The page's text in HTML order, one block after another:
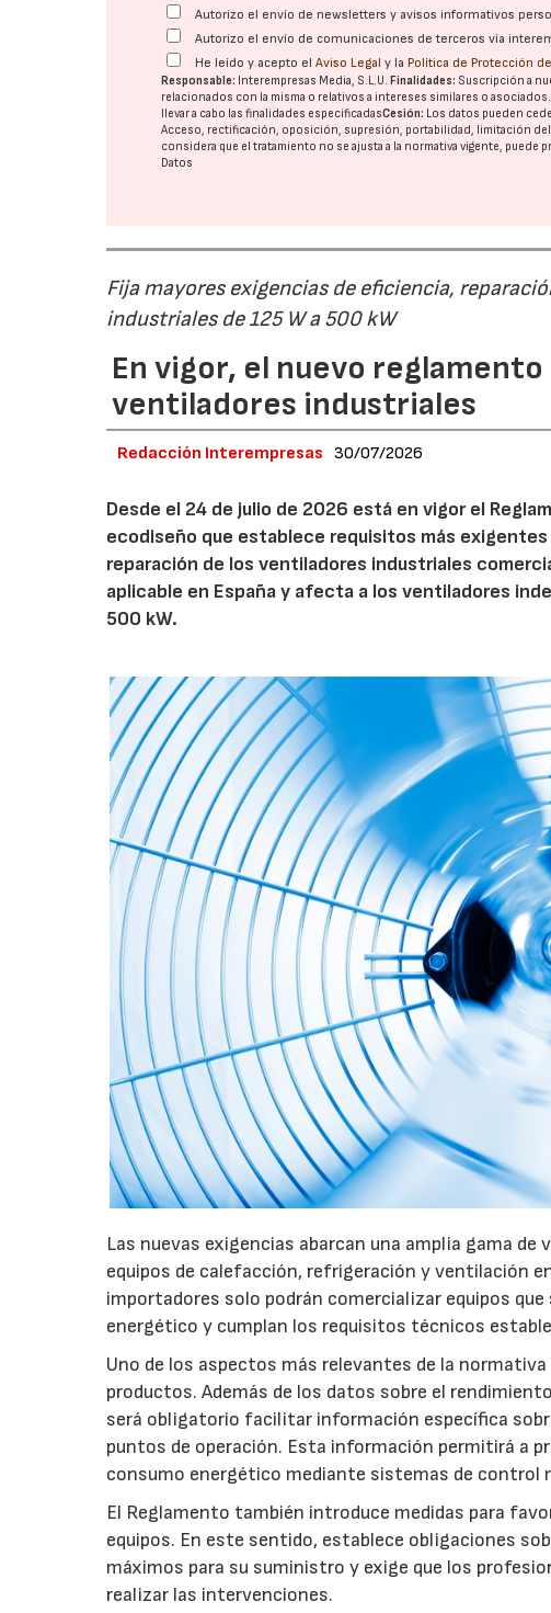
Autorizo el envío de newsletters y avisos informativos
Autorizo el envío de comunicaciones de terceros vía
He leído y acepto elAviso Legal y la Política de Protección
Responsable: Interempresas Media, S.L.U. Finalidades: Suscripción a
relacionados con la misma o relativos a intereses similares o asociados.
llevar a cabo las finalidades especificadasCesión: Los datos pueden
Acceso, rectificación, oposición, supresión, portabilidad, limitación
considera que el tratamiento no se ajusta a la normativa vigente, puede
Datos
Fija mayores exigencias de eficiencia,
industriales de 125 W a 500 kW
En vigor, el nuevo
ventiladores industriales
Redacción Interempresas 30/07/2026
Desde el 24 de julio de 2026 está en vigor el
ecodiseño que establece requisitos más
reparación de los ventiladores industriales
aplicable en España y afecta a los ventiladores
500 kW.
Las nuevas exigencias abarcan una amplia gama
equipos de calefacción, refrigeración y ventilación
importadores solo podrán comercializar equipos
energético y cumplan los requisitos técnicos
Uno de los aspectos más relevantes de la
productos. Además de los datos sobre el
será obligatorio facilitar información específica
puntos de operación. Esta información permitirá a
consumo energético mediante sistemas de control
El Reglamento también introduce medidas para
equipos. En este sentido, establece obligaciones
máximos para su suministro y exige que los
realizar las intervenciones.